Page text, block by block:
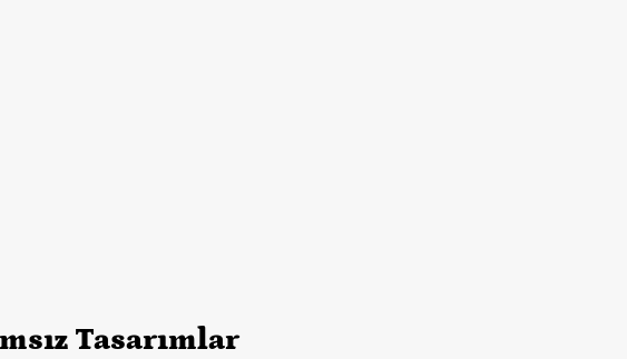
Tasarımlar